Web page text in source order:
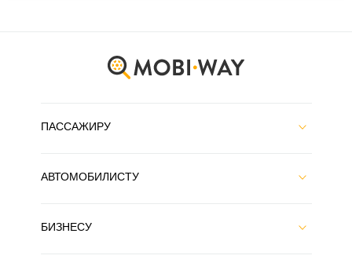
ПАССАЖИРУ
АВТОМОБИЛИСТУ
БИЗНЕСУ